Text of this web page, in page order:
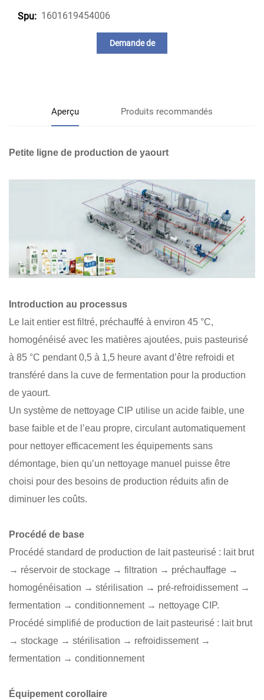
Spu: 1601619454006
Demande de
Aperçu Produits recommandés
Petite ligne de production de yaourt
Introduction au processus
Le lait entier est filtré, préchauffé à environ 45 °C,
homogénéisé avec les matières ajoutées, puis pasteurisé
à 85 °C pendant 0,5 à 1,5 heure avant d’être refroidi et
transféré dans la cuve de fermentation pour la production
de yaourt.
Un système de nettoyage CIP utilise un acide faible, une
base faible et de l’eau propre, circulant automatiquement
pour nettoyer efficacement les équipements sans
démontage, bien qu’un nettoyage manuel puisse être
choisi pour des besoins de production réduits afin de
diminuer les coûts.
Procédé de base
Procédé standard de production de lait pasteurisé : lait brut
→ réservoir de stockage → filtration → préchauffage →
homogénéisation → stérilisation → pré-refroidissement →
fermentation → conditionnement → nettoyage CIP.
Procédé simplifié de production de lait pasteurisé : lait brut
→ stockage → stérilisation → refroidissement →
fermentation → conditionnement
Équipement corollaire